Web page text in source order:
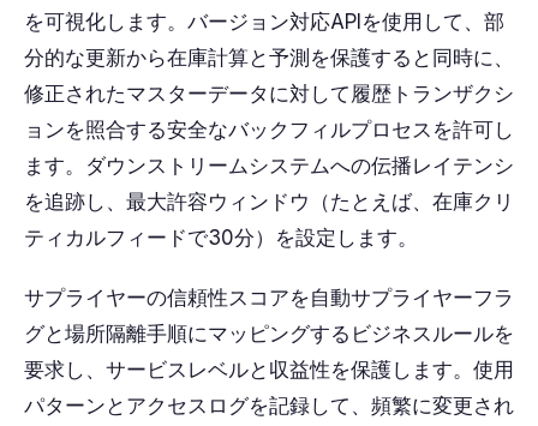
を可視化します。バージョン対応APIを使用して、部
分的な更新から在庫計算と予測を保護すると同時に、
修正されたマスターデータに対して履歴トランザクシ
ョンを照合する安全なバックフィルプロセスを許可し
ます。ダウンストリームシステムへの伝播レイテンシ
を追跡し、最大許容ウィンドウ（たとえば、在庫クリ
ティカルフィードで30分）を設定します。
サプライヤーの信頼性スコアを自動サプライヤーフラ
グと場所隔離手順にマッピングするビジネスルールを
要求し、サービスレベルと収益性を保護します。使用
パターンとアクセスログを記録して、頻繁に変更され